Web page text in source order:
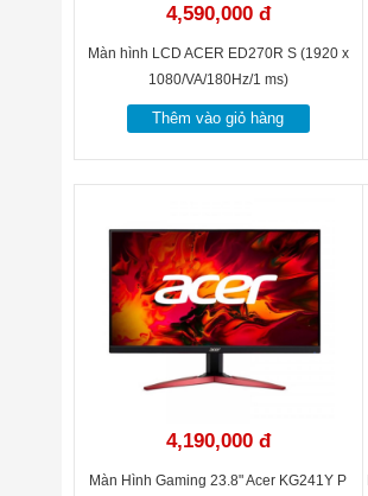
4,590,000 đ
Màn hình LCD ACER ED270R S (1920 x
1080/VA/180Hz/1 ms)
Thêm vào giỏ hàng
4,190,000 đ
Màn Hình Gaming 23.8" Acer KG241Y P